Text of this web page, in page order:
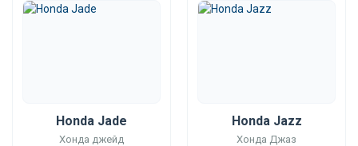
Honda Jade
Хонда джейд
Honda Jazz
Хонда Джаз